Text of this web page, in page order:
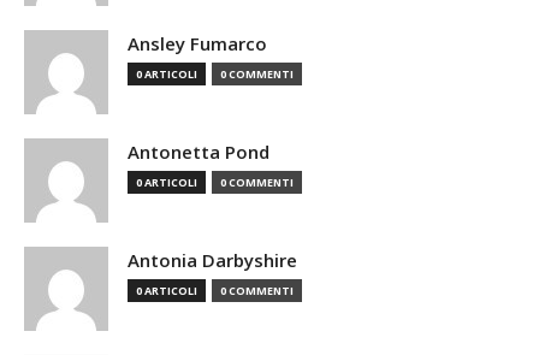
Ansley Fumarco
0 ARTICOLI 0 COMMENTI
Antonetta Pond
0 ARTICOLI 0 COMMENTI
Antonia Darbyshire
0 ARTICOLI 0 COMMENTI